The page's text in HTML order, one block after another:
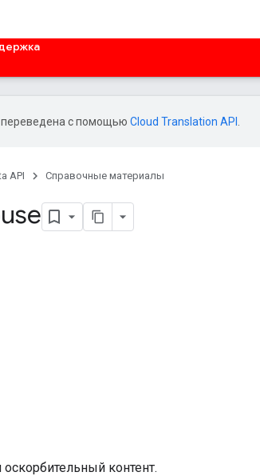
переведена с помощью Cloud Translation API
API Справочные материалы
контент.